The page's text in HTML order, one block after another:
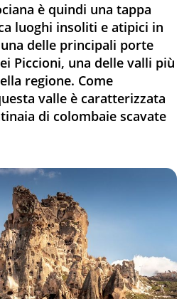
è quindi una tappa
luoghi insoliti e atipici in
una delle principali porte
Piccioni, una delle valli più
regione. Come
valle è caratterizzata
di colombaie scavate